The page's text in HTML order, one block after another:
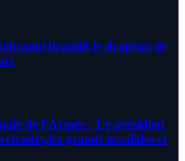
brandit le drapeau de
de l’Armée : Le président
grands invalides et